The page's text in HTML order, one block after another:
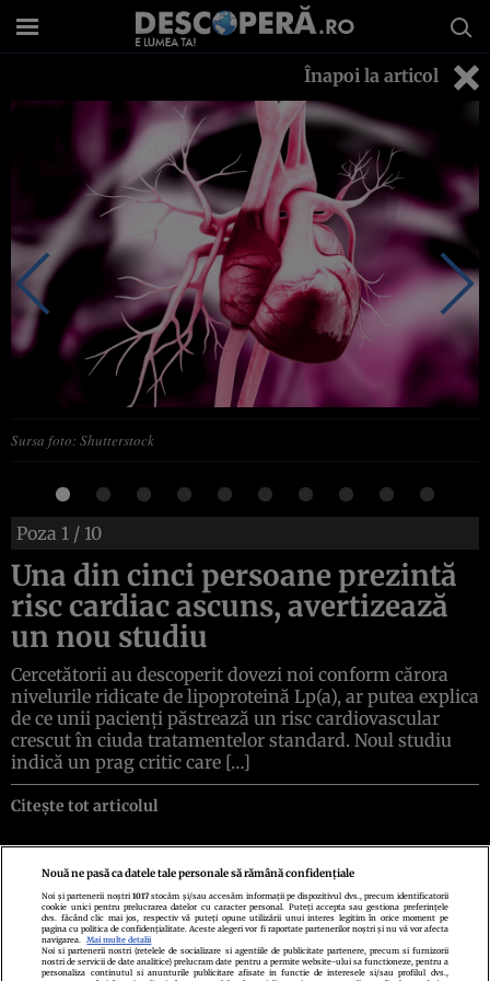
Înapoi la articol
Sursa foto: Shutterstock
Poza 1 / 10
Una din cinci persoane prezintă
risc cardiac ascuns, avertizează
un nou studiu
Cercetătorii au descoperit dovezi noi conform cărora
nivelurile ridicate de lipoproteină Lp(a), ar putea explica
de ce unii pacienți păstrează un risc cardiovascular
crescut în ciuda tratamentelor standard. Noul studiu
indică un prag critic care […]
Citește tot articolul
Politica de confidenţialitatePolitica de cookiesTermeni şi condiţii
Echipa redacționalăContactSetări Cookies
Nouă ne pasă ca datele tale personale să rămână confidențiale
Noi și partenerii noștri1017 stocăm și/sau accesăm informații pe dispozitivul dvs., precum identificatorii
cookie unici pentru prelucrarea datelor cu caracter personal. Puteți accepta sau gestiona preferințele
dvs. făcând clic mai jos, respectiv vă puteți opune utilizării unui interes legitim în orice moment pe
pagina cu politica de confidențialitate. Aceste alegeri vor fi raportate partenerilor noștri și nu vă vor afecta
navigarea.
Mai multe detalii
Noi si partenerii nostri (retelele de socializare si agentiile de publicitate partenere, precum si furnizorii
nostri de servicii de date analitice) prelucram date pentru a permite website-ului sa functioneze, pentru a
personaliza continutul si anunturile publicitare afisate in functie de interesele si/sau profilul dvs.,